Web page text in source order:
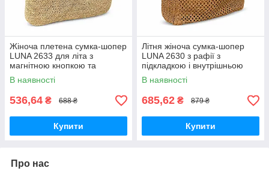
Жіноча плетена сумка-шопер
LUNA 2633 для літа з
магнітною кнопкою та
кишенею всередині
В наявності
536,64 ₴ 688 ₴
Купити
Літня жіноча сумка-шопер
LUNA 2630 з рафії з
підкладкою і внутрішньою
кишенею
В наявності
685,62 ₴ 879 ₴
Купити
Про нас